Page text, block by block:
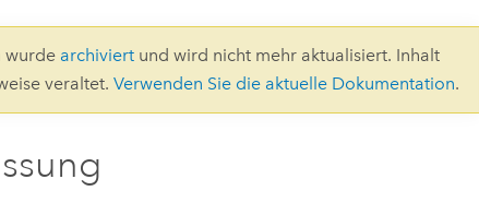
Geoinformationen
wurde archiviert und wird nicht mehr aktualisiert. Inhalt
veraltet.Verwenden Sie die aktuelle Dokumentation.